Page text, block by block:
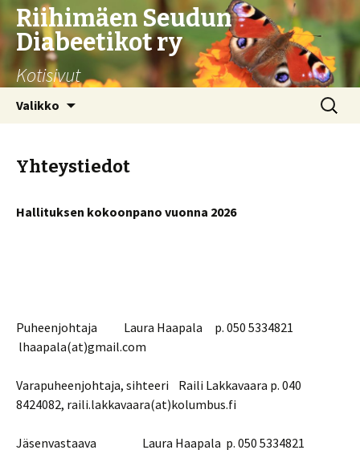
Riihimäen Seudun
Diabeetikot ry
Kotisivut
Valikko Haku:
Yhteystiedot
Hallituksen kokoonpano vuonna 2026
Puheenjohtaja Laura Haapala p. 050 5334821
lhaapala(at)gmail.com
Varapuheenjohtaja, sihteeri Raili Lakkavaara p. 040
8424082, raili.lakkavaara(at)kolumbus.fi
Jäsenvastaava Laura Haapala p. 050 5334821